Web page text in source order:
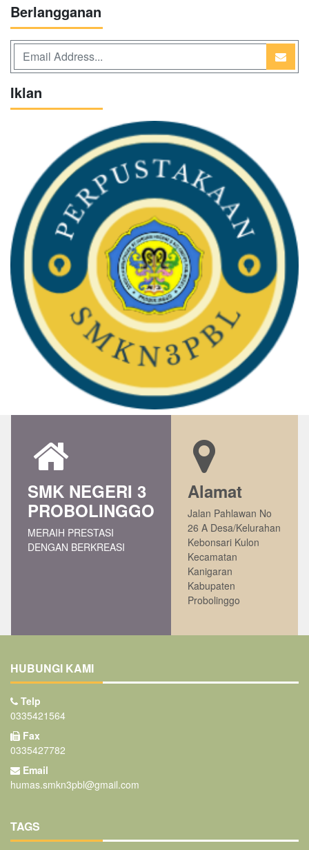
Berlangganan
Iklan
SMK NEGERI 3
PROBOLINGGO
MERAIH PRESTASI
DENGAN BERKREASI
Alamat
Jalan Pahlawan No
26 A Desa/Kelurahan
Kebonsari Kulon
Kecamatan
Kanigaran
Kabupaten
Probolinggo
HUBUNGI KAMI
Telp
0335421564
Fax
0335427782
Email
humas.smkn3pbl@gmail.com
TAGS